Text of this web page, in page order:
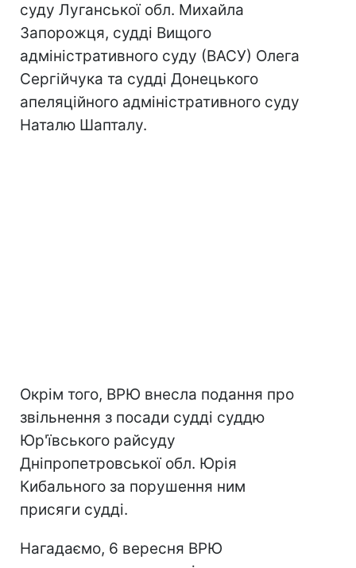
суду Луганської обл. Михайла
Запорожця, судді Вищого
адміністративного суду (ВАСУ) Олега
Сергійчука та судді Донецького
апеляційного адміністративного суду
Наталю Шапталу.
Окрім того, ВРЮ внесла подання про
звільнення з посади судді суддю
Юр'ївського райсуду
Дніпропетровської обл. Юрія
Кибального за порушення ним
присяги судді.
Нагадаємо, 6 вересня ВРЮ